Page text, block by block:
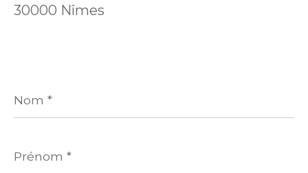
30000 Nîmes
*
*